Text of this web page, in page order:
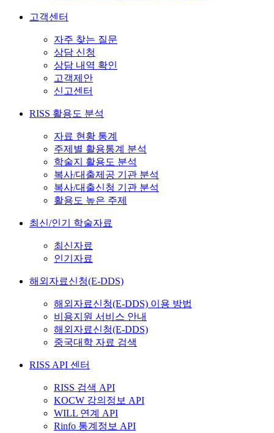
고객센터
자주 찾는 질문
상담 신청
상담 내역 확인
고객제안
신고센터
RISS 활용도 분석
자료 현황 통계
주제별 활용통계 분석
학술지 활용도 분석
복사/대출제공 기관 분석
복사/대출신청 기관 분석
활용도 높은 주제
최신/인기 학술자료
최신자료
인기자료
해외자료신청(E-DDS)
해외자료신청(E-DDS) 이용 방법
비용지원 서비스 안내
해외자료신청(E-DDS)
중국대학 자료 검색
RISS API 센터
RISS 검색 API
KOCW 강의정보 API
WILL 연계 API
Rinfo 통계정보 API